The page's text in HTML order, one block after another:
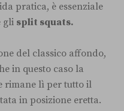
pratica, è essenziale
gli split squats.
del classico affondo,
in questo caso la
rimane lì per tutto il
in posizione eretta.